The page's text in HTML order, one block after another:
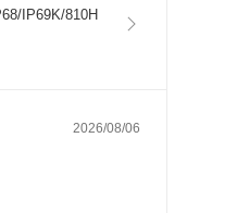
IP69K/810H
2026/08/06